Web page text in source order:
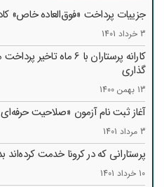
جزییات پرداخت «فوق‌العاده خاص»
3 خرداد 1401
کارانه‌ پرستاران با 6
گذاری
13 بهمن 1400
آغاز ثبت نام آزمون «صلاحیت حرفه‌ای
3 مرداد 1401
پرستارانی که در کرونا خدمت
10 خرداد 1401